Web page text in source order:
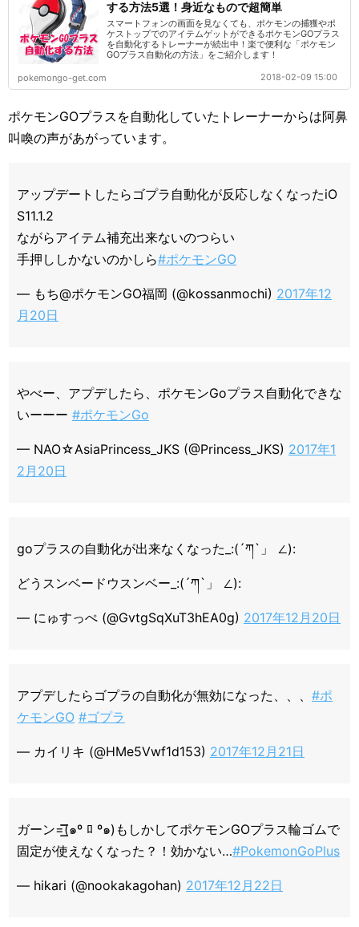
する方法5選！身近なもので超簡単
スマートフォンの画面を見なくても、ポケモンの捕獲やポ
ケストップでのアイテムゲットができるポケモンGOプラス
を自動化するトレーナーが続出中！楽で便利な「ポケモン
GOプラス自動化の方法」をご紹介します！
pokemongo-get.com 2018-02-09 15:00
ポケモンGOプラスを自動化していたトレーナーからは阿鼻
叫喚の声があがっています。
アップデートしたらゴプラ自動化が反応しなくなったiO
S11.1.2
ながらアイテム補充出来ないのつらい
手押ししかないのかしら#ポケモンGO
— もち@ポケモンGO福岡 (@kossanmochi) 2017年12
月20日
やべー、アプデしたら、ポケモンGoプラス自動化できな
いーーー #ポケモンGo
— NAO☆AsiaPrincess_JKS (@Princess_JKS) 2017年1
2月20日
goプラスの自動化が出来なくなった_:(´ཀ`」 ∠):
どうスンベードウスンベー_:(´ཀ`」 ∠):
— にゅすっぺ (@GvtgSqXuT3hEA0g) 2017年12月20日
アプデしたらゴプラの自動化が無効になった、、、 #ポ
ケモンGO #ゴプラ
— カイリキ (@HMe5Vwf1d153) 2017年12月21日
ガーン=͟͟͞͞(๑º ﾛ º๑)もしかしてポケモンGOプラス輪ゴムで
固定が使えなくなった？！効かない…#PokemonGoPlus
— hikari (@nookakagohan) 2017年12月22日